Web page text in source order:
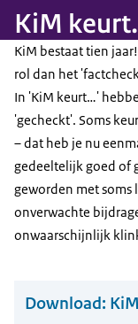
KiM
KiM bestaat tien
rol dan het
In 'KiM keurt…'
'gecheckt'. Soms
– dat heb je nu
gedeeltelijk goed of
geworden met soms
onverwachte
onwaarschijnlijk
Download: